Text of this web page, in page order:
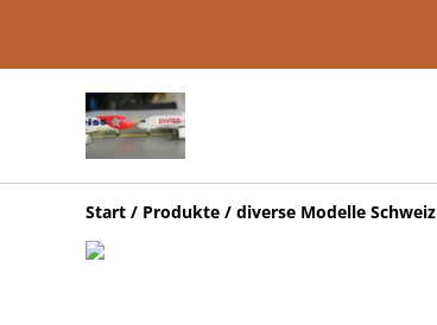
Start / Produkte / diverse Modelle Schweiz